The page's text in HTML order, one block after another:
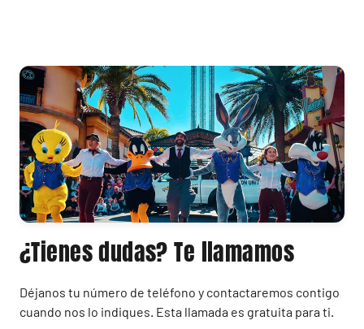
¿Tienes dudas? Te llamamos
Déjanos tu número de teléfono y contactaremos contigo
cuando nos lo indiques. Esta llamada es gratuita para ti.